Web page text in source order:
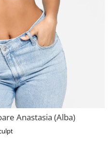
Anastasia (Alba)